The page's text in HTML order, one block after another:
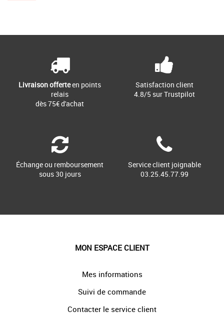
Livraison offerteen points
relais
dès 75€ d'achat
Satisfaction client
4.8/5 sur Trustpilot
Échange ou remboursement
sous 30 jours
Service client joignable
03.25.45.77.99
MON ESPACE CLIENT
Mes informations
Suivi de commande
Contacter le service client